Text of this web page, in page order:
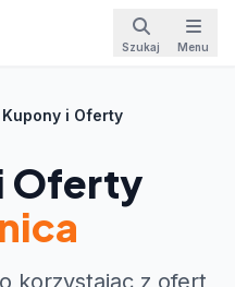
Szukaj Menu
Kupony i Oferty
Oferty
korzystając z ofert